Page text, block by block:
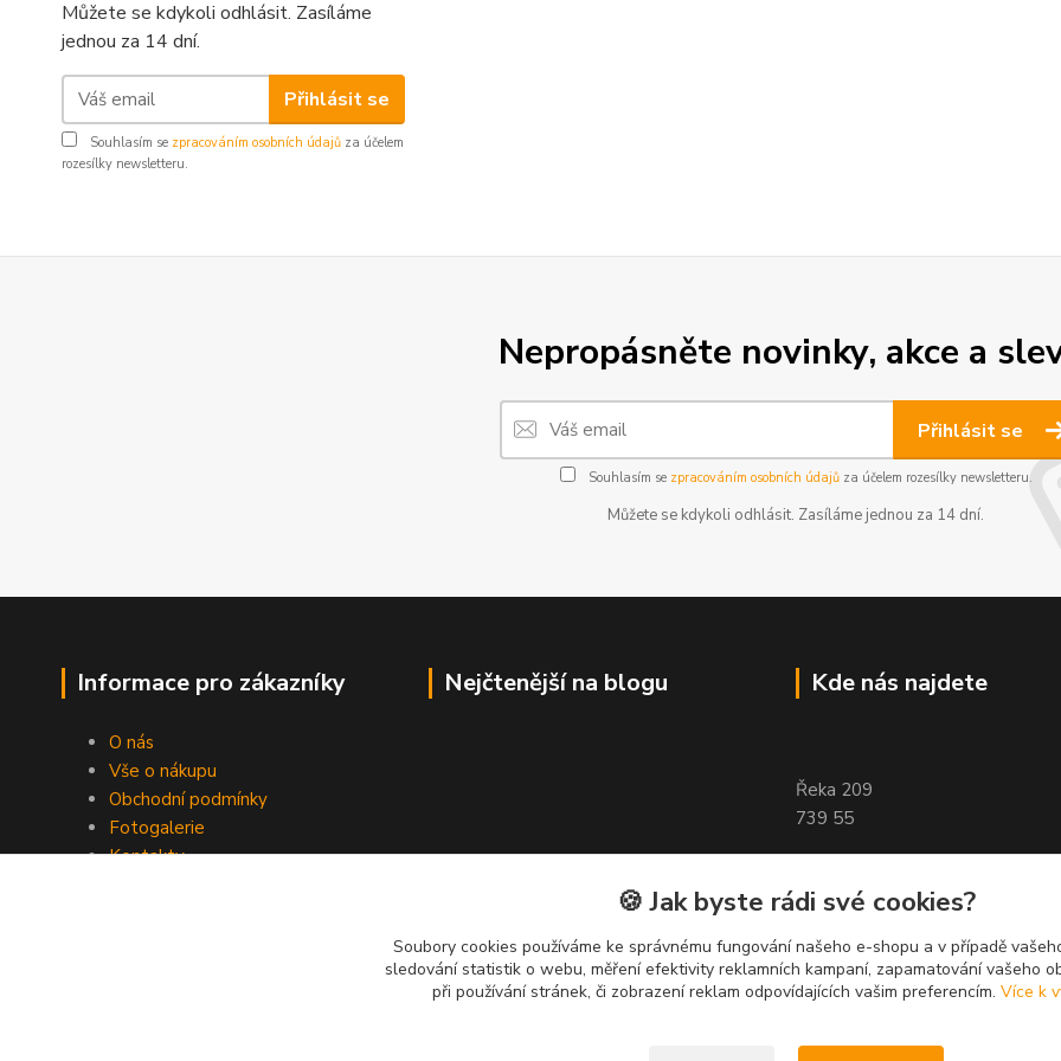
Můžete se kdykoli odhlásit. Zasíláme
jednou za 14 dní.
Přihlásit se
Souhlasím se zpracováním osobních údajů za účelem
rozesílky newsletteru.
Nepropásněte novinky, akce a
Přihlásit se
Souhlasím se zpracováním osobních údajůza účelem rozesílky newsletteru.
Můžete se kdykoli odhlásit. Zasíláme jednou za 14 dní.
Informace pro zákazníky
O nás
Vše o nákupu
Obchodní podmínky
Fotogalerie
Kontakty
Nejčtenější na blogu Kde nás najdete
Řeka 209
739 55
🍪 Jak byste rádi své cookies?
Soubory cookies používáme ke správnému fungování našeho e-shopu a v případě
sledování statistik o webu, měření efektivity reklamních kampaní, zapamatování vašeho
při používání stránek, či zobrazení reklam odpovídajících vašim preferencím. Více k